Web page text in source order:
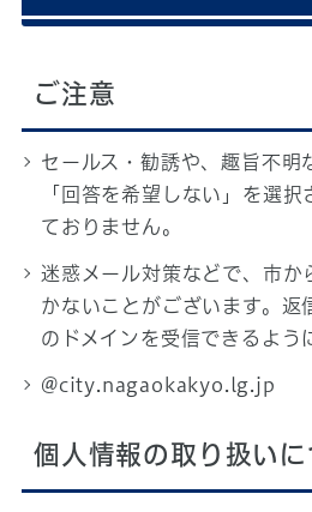
ご注意
セールス・勧誘や、趣旨不明
「回答を希望しない」を選
ておりません。
迷惑メール対策などで、市か
かないことがございます。返
のドメインを受信できるよう
@city.nagaokakyo.lg.jp
個人情報の取り扱いに